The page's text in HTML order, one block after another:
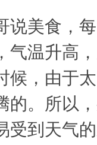
说美食，
气温升高
候，由于
的。所以
受到天气